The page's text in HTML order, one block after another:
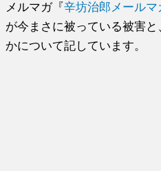
メルマガ『辛坊治郎メールマ
が今まさに被っている被害
かについて記しています。